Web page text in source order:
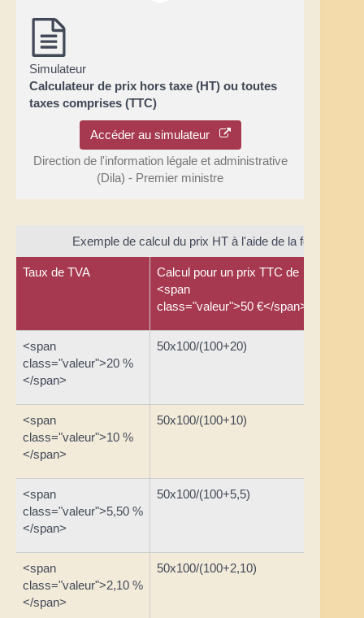
Simulateur
Calculateur de prix hors taxe (HT) ou toutes
taxes comprises (TTC)
Accéder au simulateur
Direction de l'information légale et administrative
(Dila) - Premier ministre
Exemple de calcul du prix HT à l'aide de la formule de
Taux de TVA
Calcul pour un prix TTC de
<span
class="valeur">50 €</span>
<span
class="valeur">20 %
</span>
50x100/(100+20)
<span
class="valeur">10 %
</span>
50x100/(100+10)
<span
class="valeur">5,50 %
</span>
50x100/(100+5,5)
<span
class="valeur">2,10 %
</span>
50x100/(100+2,10)